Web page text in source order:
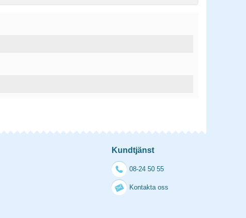
Kundtjänst
08-24 50 55
Kontakta oss